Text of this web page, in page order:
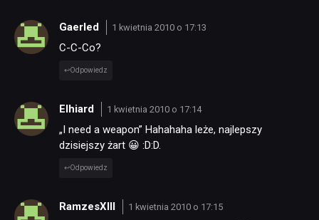
Gaerled 1 kwietnia 2010 o 17:13
C-C-Co?
Odpowiedz
Elhiard 1 kwietnia 2010 o 17:14
„I need a weapon” Hahahaha leże, najlepszy
dzisiejszy żart 😀 :D:D.
Odpowiedz
RamzesXIII 1 kwietnia 2010 o 17:15